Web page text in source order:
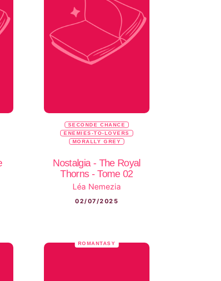
SECONDE CHANCE
ENEMIES-TO-LOVERS
MORALLY GREY
Nostalgia - The Royal
Thorns - Tome 02
Léa Nemezia
02/07/2025
ROMANTASY